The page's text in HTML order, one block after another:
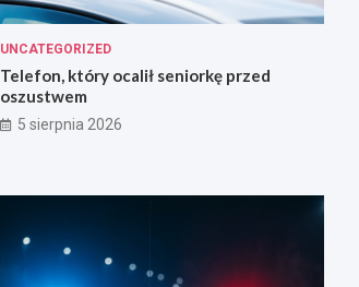
UNCATEGORIZED
Telefon, który ocalił seniorkę przed
oszustwem
5 sierpnia 2026